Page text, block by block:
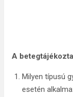
A
Milyen típusú
esetén